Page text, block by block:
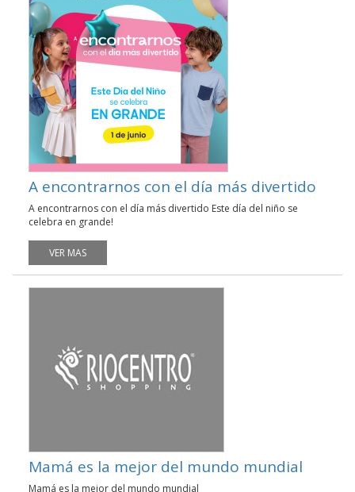
A encontrarnos con el día más divertido
A encontrarnos con el día más divertido Este día del niño se
celebra en grande!
VER MAS
Mamá es la mejor del mundo mundial
Mamá es la mejor del mundo mundial